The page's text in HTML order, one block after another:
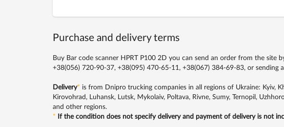
Purchase and delivery terms
Buy Bar code scanner HPRT P100 2D you can send an order from the site
+38(056) 720-90-37, +38(095) 470-65-11, +38(067) 384-69-83,or sending
Delivery* is from Dnipro trucking companies in all regions of Ukraine: Kyiv,
Kirovohrad, Luhansk, Lutsk, Mykolaiv, Poltava, Rivne, Sumy, Ternopil,
and other regions.
*
If the condition does not specify delivery and payment of delivery is not